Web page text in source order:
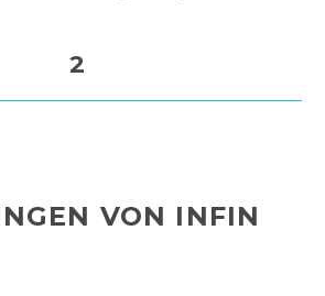
2
VON INFIN